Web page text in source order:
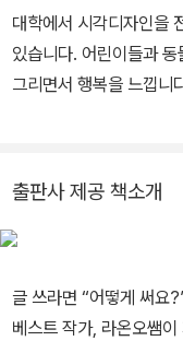
10분 한국사 신문』, 『공
등 탄탄 논술』, 『한번 보
이들』 등이 있다. 홈페이지 : 오쌤의 독서교육 이야기 https://blog.n
대학에서 시각디자인을
있습니다. 어린이들과
그리면서 행복을 느낍니다. 그린 책으로 《스토리버스》 시리즈가
출판사 제공 책소개
글 쓰라면 “어떻게 써요
베스트 작가, 라온오쌤이